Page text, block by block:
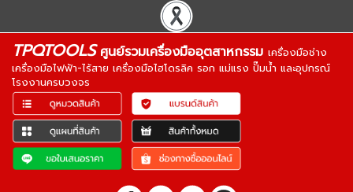
TPQTOOLSศูนย์รวมเครื่องมืออุตสาหกรรม เครื่องมือช่าง
เครื่องมือไฟฟ้า-ไร้สาย เครื่องมือไฮโดรลิค รอก แม่แรง ปั๊มน้ำ และอุปกรณ์
โรงงานครบวงจร